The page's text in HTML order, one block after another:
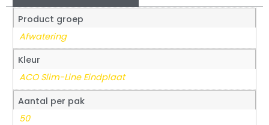
Product groep
Afwatering
Kleur
ACO Slim-Line Eindplaat
Aantal per pak
50